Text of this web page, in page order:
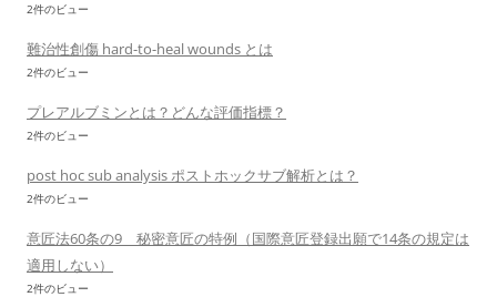
2件のビュー
難治性創傷 hard-to-heal wounds とは
2件のビュー
プレアルブミンとは？どんな評価指標？
2件のビュー
post hoc sub analysis ポストホックサブ解析とは？
2件のビュー
意匠法60条の9 秘密意匠の特例（国際意匠登録出願で14条の規定は
適用しない）
2件のビュー